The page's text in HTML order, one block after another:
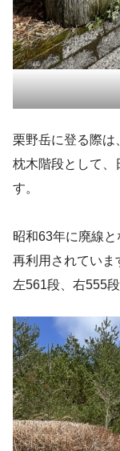
栗野岳に登る際は
枕木階段として、
す。
昭和63年に廃線
再利用されていま
左561段、右555段